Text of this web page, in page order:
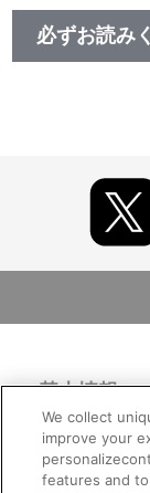
必ずお読み
基本情報
利用規約 特定商取引
ご利用情報
We collect
improve your
features and